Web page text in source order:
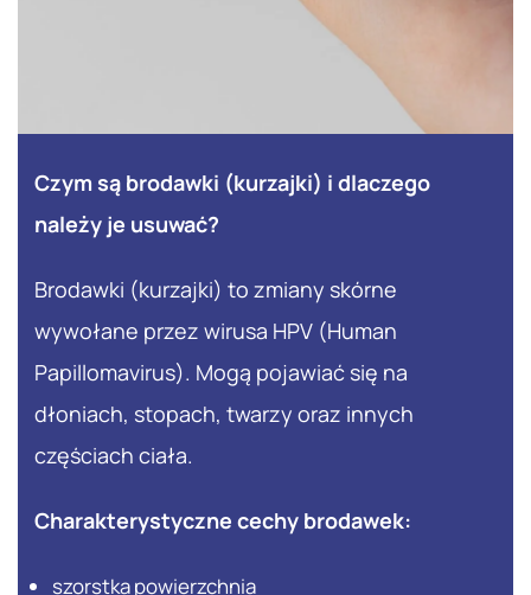
Czym są brodawki (kurzajki) i dlaczego
należy je usuwać?
Brodawki (kurzajki) to zmiany skórne
wywołane przez wirusa HPV (Human
Papillomavirus). Mogą pojawiać się na
dłoniach, stopach, twarzy oraz innych
częściach ciała.
Charakterystyczne cechy brodawek:
szorstka powierzchnia